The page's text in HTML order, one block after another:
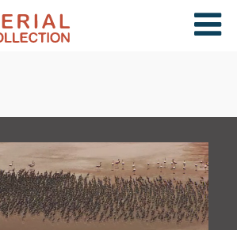
×
PAYS
CARTE